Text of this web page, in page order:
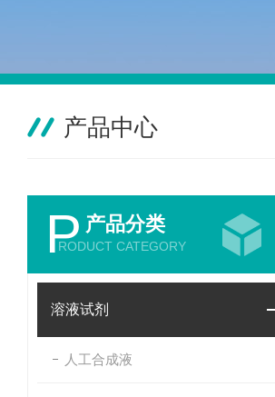
产品中心
P 产品分类
RODUCT CATEGORY
溶液试剂
人工合成液